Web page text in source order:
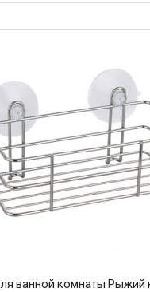
ванной комнаты Рыжий